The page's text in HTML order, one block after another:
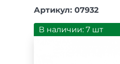
3000h99h99-
Артикул: 07932
В наличии: 7 шт